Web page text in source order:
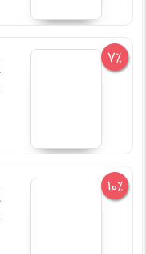
7%
10%